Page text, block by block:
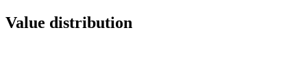
Value distribution